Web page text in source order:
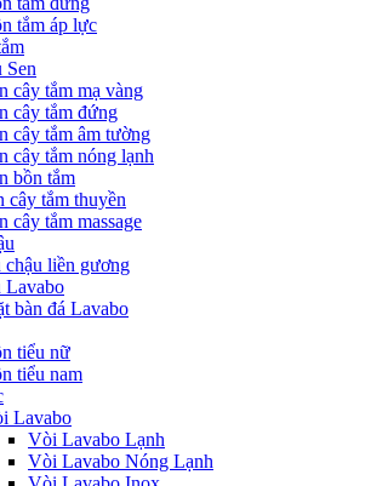
tắm áp lực
Sen
cây tắm mạ vàng
cây tắm đứng
cây tắm âm tường
cây tắm nóng lạnh
bồn tắm
cây tắm thuyền
cây tắm massage
chậu liền gương
Lavabo
bàn đá Lavabo
tiểu nữ
tiểu nam
Lavabo
Vòi Lavabo Lạnh
Vòi Lavabo Nóng Lạnh